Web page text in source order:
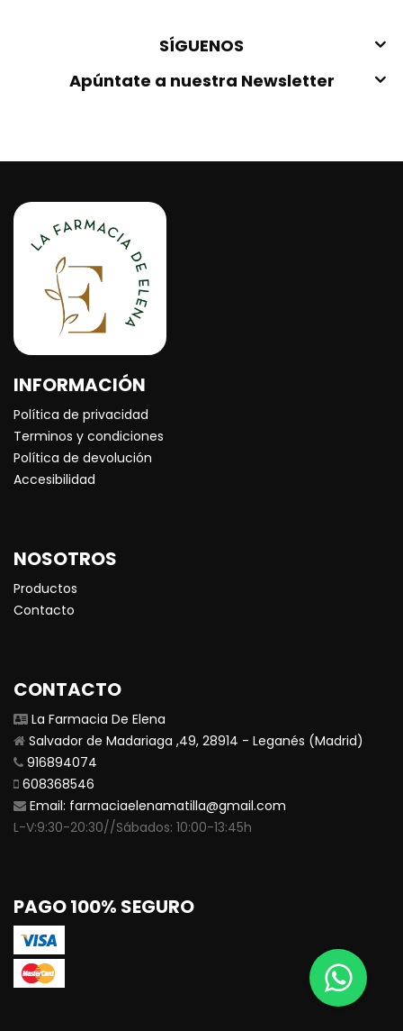
SÍGUENOS
Apúntate a nuestra Newsletter
INFORMACIÓN
Política de privacidad
Terminos y condiciones
Política de devolución
Accesibilidad
NOSOTROS
Productos
Contacto
CONTACTO
La Farmacia De Elena
Salvador de Madariaga ,49, 28914 - Leganés (Madrid)
916894074
608368546
Email: farmaciaelenamatilla@gmail.com
L-V:9:30-20:30//Sábados: 10:00-13:45h
PAGO 100% SEGURO